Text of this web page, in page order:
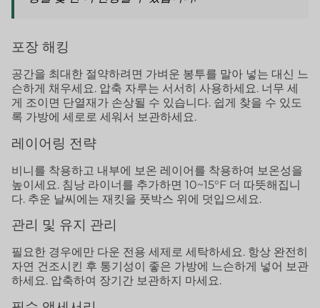
포장 해킹
공간을 최대한 절약하려면 가벼운 봉투를 말아 넣는 대신 느
슨하게 채우세요. 압축 자루는 서서히 사용하세요. 너무 세
게 조이면 단열재가 손상될 수 있습니다. 쉽게 찾을 수 있도
록 가방에 세로로 세워서 보관하세요.
레이어링 전략
비니를 착용하고 내부에 보온 레이어를 착용하여 보온성을
높이세요. 침낭 라이너를 추가하면 10~15°F 더 따뜻해집니
다. 추운 날씨에는 재킷을 풋박스 위에 덧입으세요.
관리 및 유지 관리
필요한 경우에만 다운 전용 세제로 세탁하세요. 항상 완전히
자연 건조시킨 후 통기성이 좋은 가방에 느슨하게 넣어 보관
하세요. 압축하여 장기간 보관하지 마세요.